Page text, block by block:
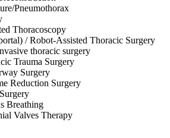
Pneumothorax
Thoracoscopy
/ Robot-Assisted Thoracic Surgery
thoracic surgery
Trauma Surgery
Surgery
Reduction Surgery
Breathing
Valves Therapy